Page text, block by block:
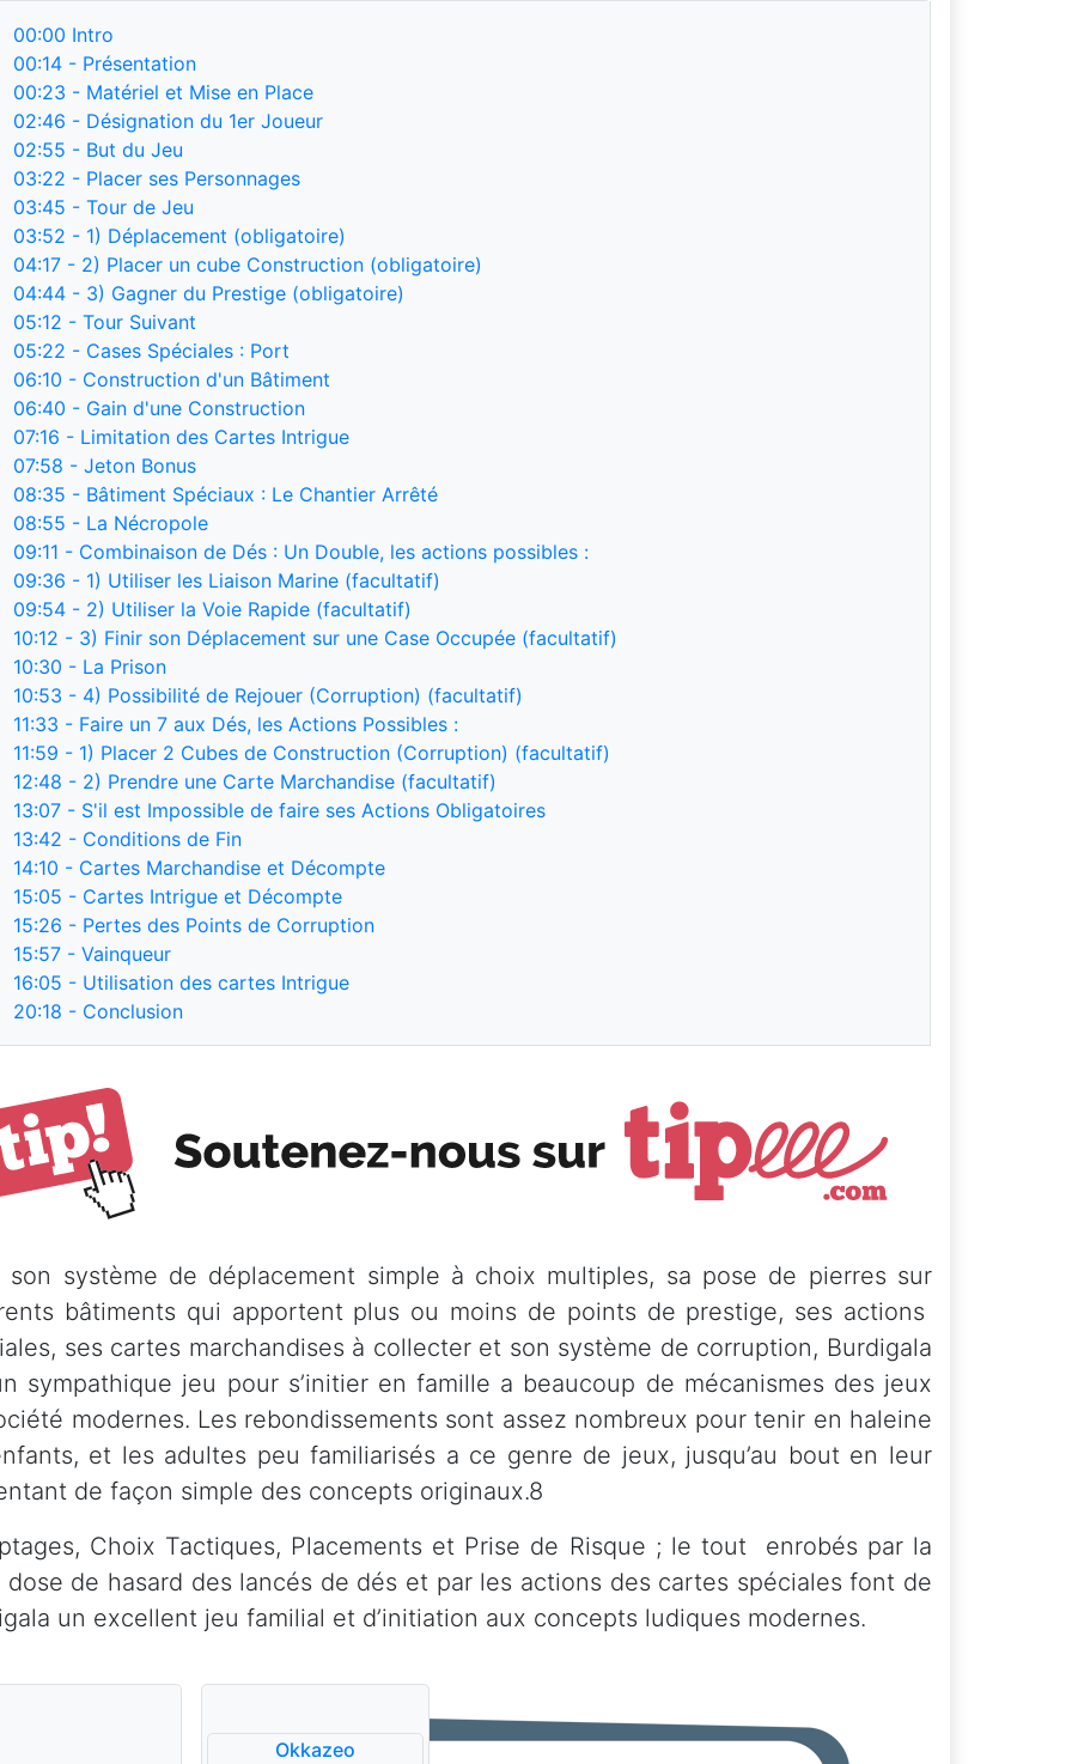
00:00 Intro
00:14 - Présentation
00:23 - Matériel et Mise en Place
02:46 - Désignation du 1er Joueur
02:55 - But du Jeu
03:22 - Placer ses Personnages
03:45 - Tour de Jeu
03:52 - 1) Déplacement (obligatoire)
04:17 - 2) Placer un cube Construction (obligatoire)
04:44 - 3) Gagner du Prestige (obligatoire)
05:12 - Tour Suivant
05:22 - Cases Spéciales : Port
06:10 - Construction d'un Bâtiment
06:40 - Gain d'une Construction
07:16 - Limitation des Cartes Intrigue
07:58 - Jeton Bonus
08:35 - Bâtiment Spéciaux : Le Chantier Arrêté
08:55 - La Nécropole
09:11 - Combinaison de Dés : Un Double, les actions possibles :
09:36 - 1) Utiliser les Liaison Marine (facultatif)
09:54 - 2) Utiliser la Voie Rapide (facultatif)
10:12 - 3) Finir son Déplacement sur une Case Occupée (facultatif)
10:30 - La Prison
10:53 - 4) Possibilité de Rejouer (Corruption) (facultatif)
11:33 - Faire un 7 aux Dés, les Actions Possibles :
11:59 - 1) Placer 2 Cubes de Construction (Corruption) (facultatif)
12:48 - 2) Prendre une Carte Marchandise (facultatif)
13:07 - S'il est Impossible de faire ses Actions Obligatoires
13:42 - Conditions de Fin
14:10 - Cartes Marchandise et Décompte
15:05 - Cartes Intrigue et Décompte
15:26 - Pertes des Points de Corruption
15:57 - Vainqueur
16:05 - Utilisation des cartes Intrigue
20:18 - Conclusion
son système de déplacement simple à choix multiples, sa pose de pierres sur
bâtiments qui apportent plus ou moins de points de prestige, ses actions
ses cartes marchandises à collecter et son système de corruption, Burdigala
sympathique jeu pour s’initier en famille a beaucoup de mécanismes des jeux
modernes. Les rebondissements sont assez nombreux pour tenir en haleine
et les adultes peu familiarisés a ce genre de jeux, jusqu’au bout en leur
de façon simple des concepts originaux.8
Choix Tactiques, Placements et Prise de Risque ; le tout enrobés par la
dose de hasard des lancés de dés et par les actions des cartes spéciales font de
un excellent jeu familial et d’initiation aux concepts ludiques modernes.
Okkazeo